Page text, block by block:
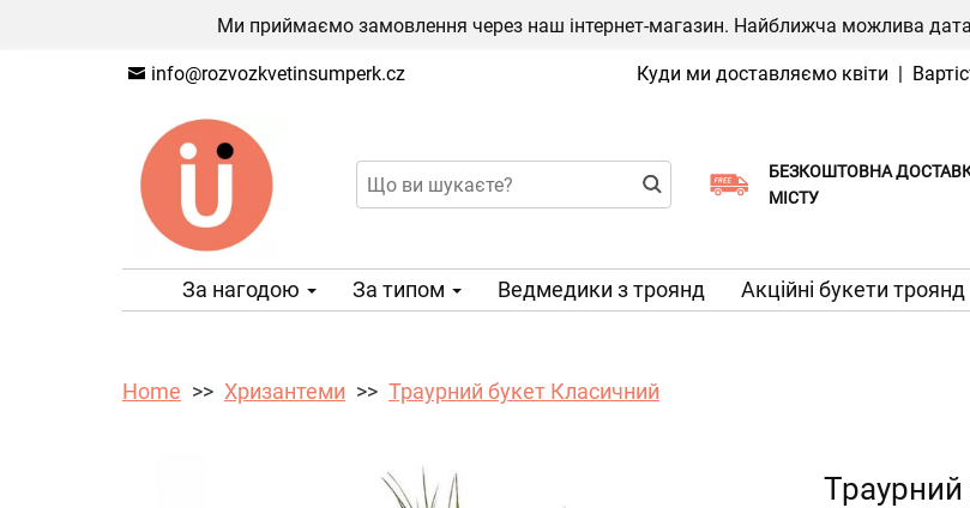
Ми приймаємо замовлення через наш інтернет-магазин. Найближча можлива дата
info@rozvozkvetinsumperk.cz Куди ми доставляємо квіти |
БЕЗКОШТОВНА
МІСТУ
Виберіть дату доставки
За нагодою За типом Ведмедики з троянд Акційні букети троянд
Home Хризантеми Траурний букет Класичний
Траурний